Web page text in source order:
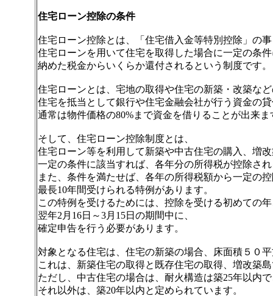
住宅ローン控除の条件
住宅ローン控除とは、「住宅借入金等特別控除」の
住宅ローンを用いて住宅を取得した場合に一定の条
納めた税金からいくらか還付されるという制度です。
住宅ローンとは、宅地の取得や住宅の新築・改築な
住宅を抵当として銀行や住宅金融会社が行う資金の
通常は物件価格の80%まで資金を借りることが出来ま
そして、住宅ローン控除制度とは、
住宅ローン等を利用して新築や中古住宅の購入、増
一定の条件に該当すれば、各年分の所得税が控除さ
また、条件を満たせば、各年の所得税額から一定の
最長10年間受けられる特例があります。
この特例を受けるためには、控除を受ける初めての
翌年2月16日～3月15日の期間中に、
確定申告を行う必要があります。
対象となる住宅は、住宅の新築の場合、床面積５０
これは、新築住宅の取得と既存住宅の取得、増改築
ただし、中古住宅の場合は、耐火構造は築25年以内
それ以外は、築20年以内と定められています。